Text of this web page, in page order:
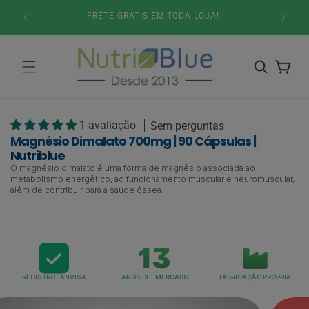
para o
FRETE GRATIS EM TODA LOJA!
Carrinho
1 avaliação Sem perguntas
Magnésio Dimalato 700mg | 90 Cápsulas |
Nutriblue
O magnésio dimalato é uma forma de magnésio associada ao
metabolismo energético, ao funcionamento muscular e neuromuscular,
além de contribuir para a saúde óssea.
REGISTRO ANVISA ANOS DE MERCADO FABRICAÇÃO PRÓPRIA